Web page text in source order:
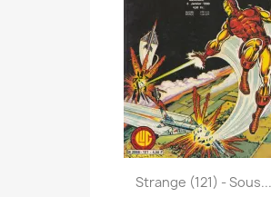
Strange (121) - Sous...